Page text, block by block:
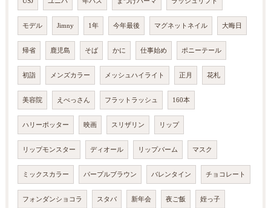
モデル Jimny 1年 今年最後 マグネットネイル 大晦日
帰省 鹿児島 そば かに 仕事始め ポニーテール
初詣 メンズカラー メッシュハイライト 正月 花札
美容院 えべっさん フラットラッシュ 160本
ハリーポッター 映画 スリザリン リップ
リップモンスター ディオール リップバーム マスク
ミックスカラー パープルブラウン バレンタイン チョコレート
フォンダンショコラ スタバ 新年会 夜ご飯 姪っ子